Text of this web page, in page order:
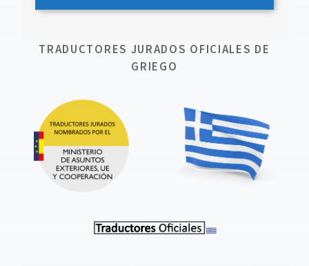
TRADUCTORES JURADOS OFICIALES DE
GRIEGO